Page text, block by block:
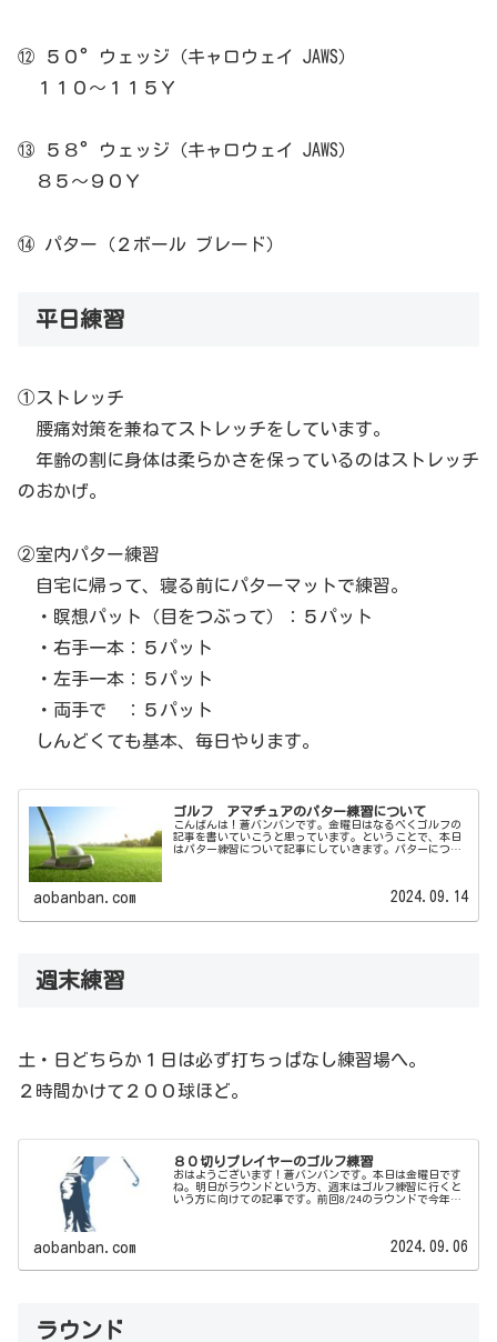
⑫ ５０°ウェッジ（キャロウェイ JAWS）
１１０～１１５Ｙ
⑬ ５８°ウェッジ（キャロウェイ JAWS）
８５～９０Ｙ
⑭ パター（２ボール ブレード）
平日練習
①ストレッチ
腰痛対策を兼ねてストレッチをしています。
年齢の割に身体は柔らかさを保っているのはストレッチ
のおかげ。
②室内パター練習
自宅に帰って、寝る前にパターマットで練習。
・瞑想パット（目をつぶって）：５パット
・右手一本：５パット
・左手一本：５パット
・両手で ：５パット
しんどくても基本、毎日やります。
ゴルフ アマチュアのパター練習について
こんばんは！蒼バンバンです。金曜日はなるべくゴルフの
記事を書いていこうと思っています。ということで、本日
はパター練習について記事にしていきます。パターについ
aobanban.com 2024.09.14
週末練習
土・日どちらか１日は必ず打ちっぱなし練習場へ。
２時間かけて２００球ほど。
８０切りプレイヤーのゴルフ練習
おはようございます！蒼バンバンです。本日は金曜日です
ね。明日がラウンドという方、週末はゴルフ練習に行くと
いう方に向けての記事です。前回8/24のラウンドで今年初
aobanban.com 2024.09.06
ラウンド